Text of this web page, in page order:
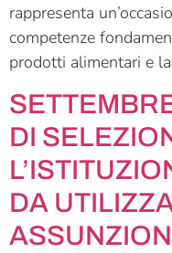
rappresenta
competenze
prodotti alimentari e
DI
DA